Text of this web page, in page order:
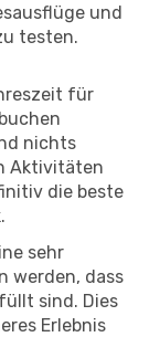
und
testen.
für
nichts
Aktivitäten
die beste
sehr
werden, dass
sind. Dies
Erlebnis